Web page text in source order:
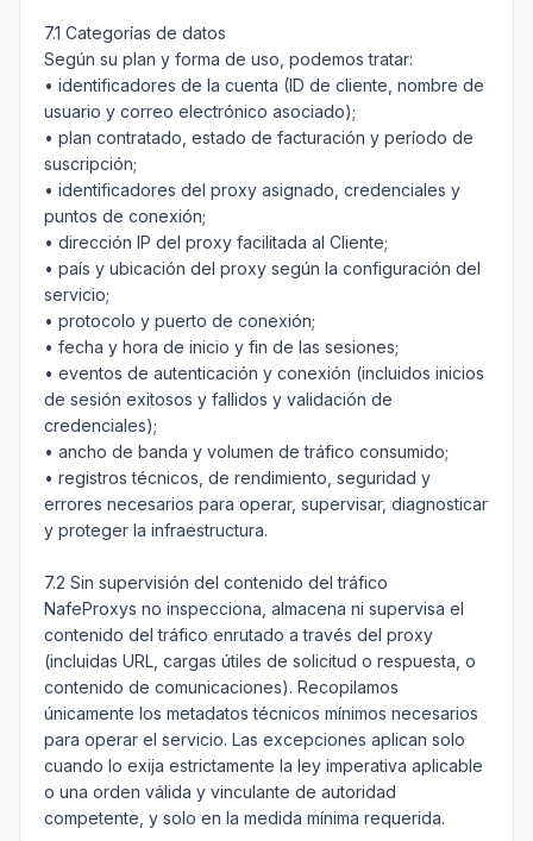
7.1 Categorías de datos
Según su plan y forma de uso, podemos tratar:
• identificadores de la cuenta (ID de cliente, nombre de
usuario y correo electrónico asociado);
• plan contratado, estado de facturación y período de
suscripción;
• identificadores del proxy asignado, credenciales y
puntos de conexión;
• dirección IP del proxy facilitada al Cliente;
• país y ubicación del proxy según la configuración del
servicio;
• protocolo y puerto de conexión;
• fecha y hora de inicio y fin de las sesiones;
• eventos de autenticación y conexión (incluidos inicios
de sesión exitosos y fallidos y validación de
credenciales);
• ancho de banda y volumen de tráfico consumido;
• registros técnicos, de rendimiento, seguridad y
errores necesarios para operar, supervisar, diagnosticar
y proteger la infraestructura.
7.2 Sin supervisión del contenido del tráfico
NafeProxys no inspecciona, almacena ni supervisa el
contenido del tráfico enrutado a través del proxy
(incluidas URL, cargas útiles de solicitud o respuesta, o
contenido de comunicaciones). Recopilamos
únicamente los metadatos técnicos mínimos necesarios
para operar el servicio. Las excepciones aplican solo
cuando lo exija estrictamente la ley imperativa aplicable
o una orden válida y vinculante de autoridad
competente, y solo en la medida mínima requerida.